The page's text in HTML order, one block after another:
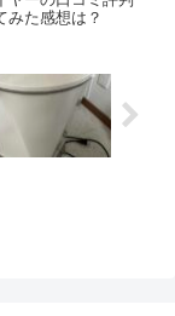
みた感想は？